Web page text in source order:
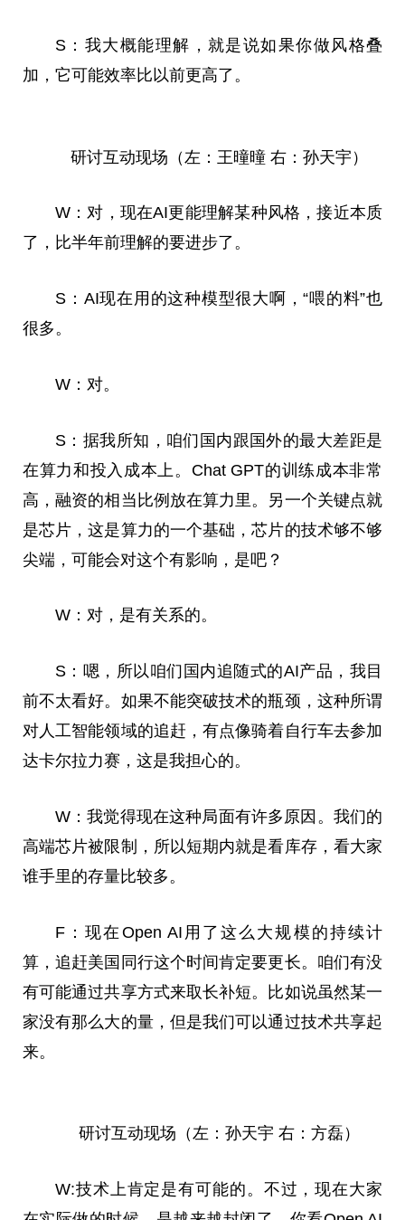
S：我大概能理解，就是说如果你做风格叠
加，它可能效率比以前更高了。
研讨互动现场（左：王曈曈 右：孙天宇）
W：对，现在AI更能理解某种风格，接近本质
了，比半年前理解的要进步了。
S：AI现在用的这种模型很大啊，“喂的料”也
很多。
W：对。
S：据我所知，咱们国内跟国外的最大差距是
在算力和投入成本上。Chat GPT的训练成本非常
高，融资的相当比例放在算力里。另一个关键点就
是芯片，这是算力的一个基础，芯片的技术够不够
尖端，可能会对这个有影响，是吧？
W：对，是有关系的。
S：嗯，所以咱们国内追随式的AI产品，我目
前不太看好。如果不能突破技术的瓶颈，这种所谓
对人工智能领域的追赶，有点像骑着自行车去参加
达卡尔拉力赛，这是我担心的。
W：我觉得现在这种局面有许多原因。我们的
高端芯片被限制，所以短期内就是看库存，看大家
谁手里的存量比较多。
F：现在Open AI用了这么大规模的持续计
算，追赶美国同行这个时间肯定要更长。咱们有没
有可能通过共享方式来取长补短。比如说虽然某一
家没有那么大的量，但是我们可以通过技术共享起
来。
研讨互动现场（左：孙天宇 右：方磊）
W:技术上肯定是有可能的。不过，现在大家